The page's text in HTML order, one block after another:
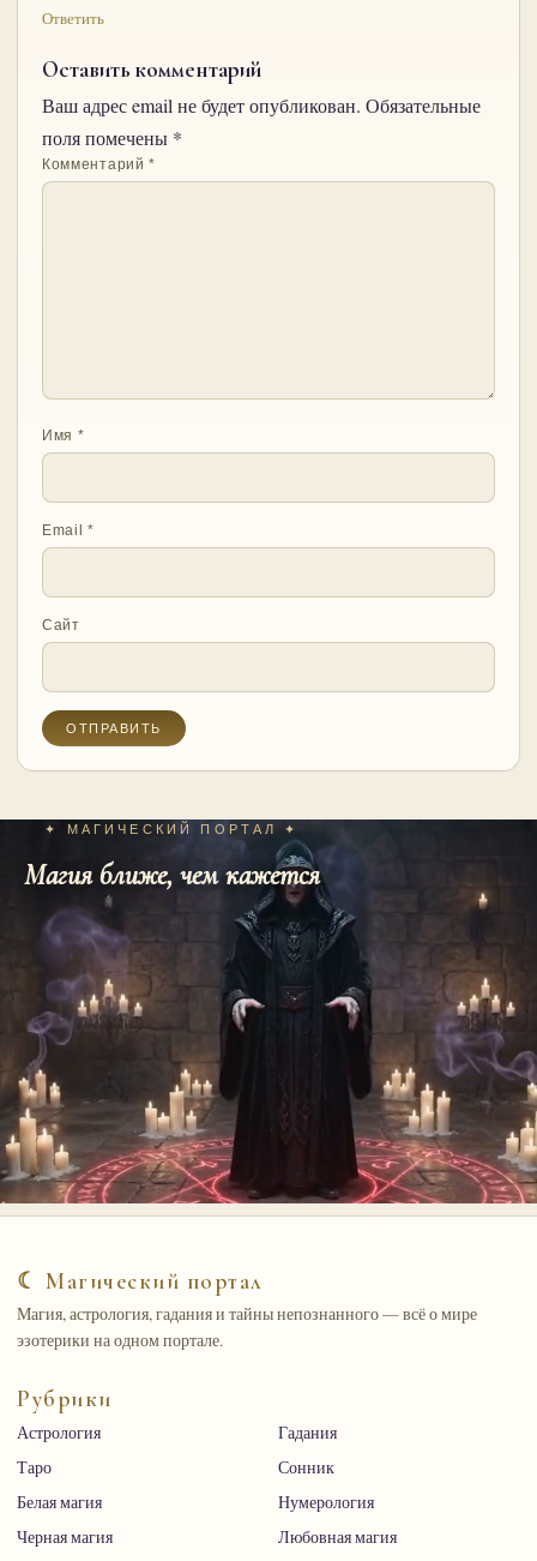
Ответить
Оставить комментарий
Ваш адрес email не будет опубликован. Обязательные
поля помечены *
Комментарий*
Имя *
Email*
Сайт
✦ МАГИЧЕСКИЙ ПОРТАЛ ✦
Магия ближе, чем кажется
☾ Магический портал
Магия, астрология, гадания и тайны непознанного — всё о мире
эзотерики на одном портале.
Рубрики
Астрология
Гадания
Таро
Сонник
Белая магия
Нумерология
Черная магия
Любовная магия